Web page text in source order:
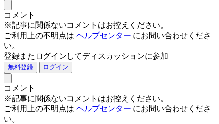
コメント
※記事に関係ないコメントはお控えください。
ご利用上の不明点は ヘルプセンター にお問い合わせくださ
い。
登録またログインしてディスカッションに参加
無料登録 ログイン
コメント
※記事に関係ないコメントはお控えください。
ご利用上の不明点は ヘルプセンター にお問い合わせくださ
い。